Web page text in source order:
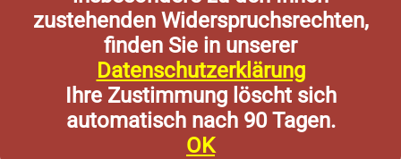
zustehenden Widerspruchsrechten,
finden Sie in unserer
Datenschutzerklärung
Ihre Zustimmung löscht sich
automatisch nach 90 Tagen.
OK